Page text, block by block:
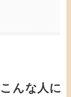
んな人に